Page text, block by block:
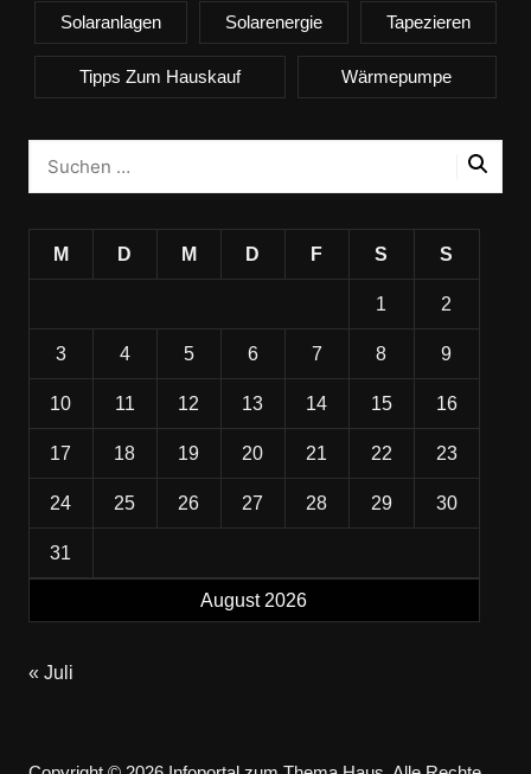
Solaranlagen Solarenergie Tapezieren
Tipps Zum Hauskauf Wärmepumpe
August 2026
M D M D F S S
1 2
3 4 5 6 7 8 9
10 11 12 13 14 15 16
17 18 19 20 21 22 23
24 25 26 27 28 29 30
31
« Juli